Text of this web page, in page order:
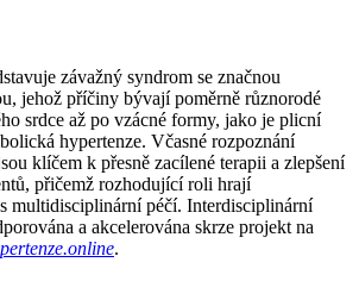
závažný syndrom se značnou
jehož příčiny bývají poměrně různorodé
srdce až po vzácné formy, jako je plicní
hypertenze. Včasné rozpoznání
klíčem k přesně zacílené terapii a zlepšení
přičemž rozhodující roli hrají
multidisciplinární péčí. Interdisciplinární
a akcelerována skrze projekt na
.